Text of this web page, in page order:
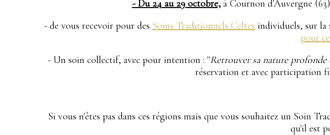
- Du 24 au 29 octobre,à Cournon d'Auvergne
- de vous recevoir pour des Soins Traditionnels Celtes individuels, sur la
pour
- Un soin collectif, avec pour intention : "Retrouver sa nature
réservation et avec participation
Si vous n'êtes pas dans ces régions mais que vous souhaitez un Soin
qu'il est